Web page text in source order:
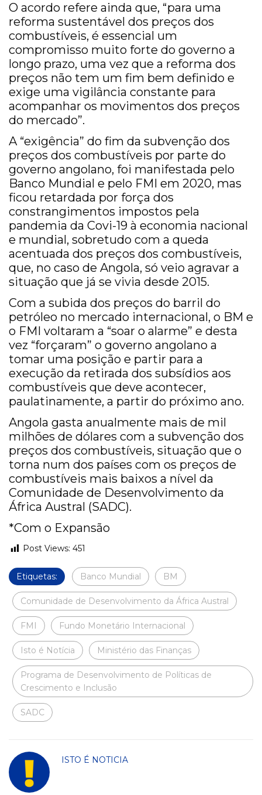
O acordo refere ainda que, “para uma
reforma sustentável dos preços dos
combustíveis, é essencial um
compromisso muito forte do governo a
longo prazo, uma vez que a reforma dos
preços não tem um fim bem definido e
exige uma vigilância constante para
acompanhar os movimentos dos preços
do mercado”.
A “exigência” do fim da subvenção dos
preços dos combustíveis por parte do
governo angolano, foi manifestada pelo
Banco Mundial e pelo FMI em 2020, mas
ficou retardada por força dos
constrangimentos impostos pela
pandemia da Covi-19 à economia nacional
e mundial, sobretudo com a queda
acentuada dos preços dos combustíveis,
que, no caso de Angola, só veio agravar a
situação que já se vivia desde 2015.
Com a subida dos preços do barril do
petróleo no mercado internacional, o BM e
o FMI voltaram a “soar o alarme” e desta
vez “forçaram” o governo angolano a
tomar uma posição e partir para a
execução da retirada dos subsídios aos
combustíveis que deve acontecer,
paulatinamente, a partir do próximo ano.
Angola gasta anualmente mais de mil
milhões de dólares com a subvenção dos
preços dos combustíveis, situação que o
torna num dos países com os preços de
combustíveis mais baixos a nível da
Comunidade de Desenvolvimento da
África Austral (SADC).
*Com o Expansão
Post Views: 451
Etiquetas: Banco Mundial BM
Comunidade de Desenvolvimento da África Austral
FMI Fundo Monetário Internacional
Isto é Notícia Ministério das Finanças
Programa de Desenvolvimento de Políticas de
Crescimento e Inclusão
SADC
ISTO É NOTICIA